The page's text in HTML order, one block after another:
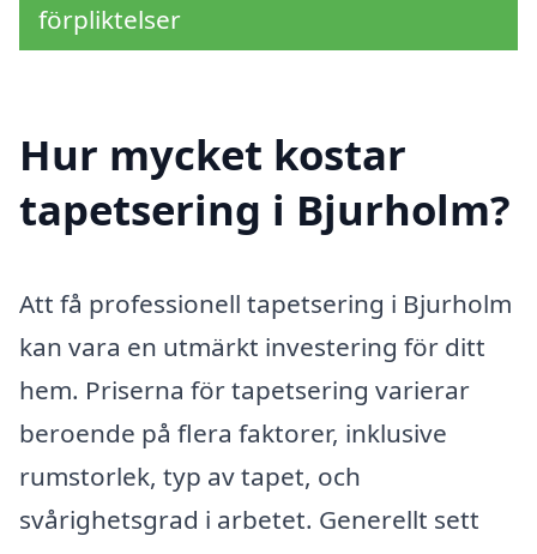
förpliktelser
Hur mycket kostar
tapetsering i Bjurholm?
Att få professionell tapetsering i Bjurholm
kan vara en utmärkt investering för ditt
hem. Priserna för tapetsering varierar
beroende på flera faktorer, inklusive
rumstorlek, typ av tapet, och
svårighetsgrad i arbetet. Generellt sett